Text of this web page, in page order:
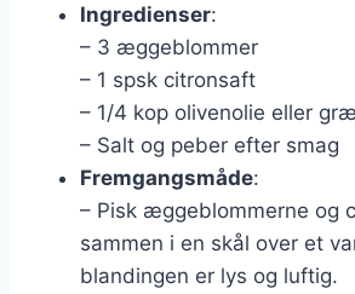
Ingredienser:
– 3 æggeblommer
– 1 spsk citronsaft
– 1/4 kop olivenolie eller
– Salt og peber efter smag
Fremgangsmåde:
– Pisk æggeblommerne og
sammen i en skål over et
blandingen er lys og luftig.